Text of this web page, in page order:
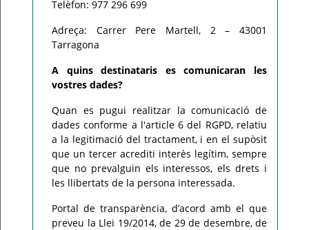
Telèfon: 977 296 699
Adreça: Carrer Pere Martell, 2 – 43001
Tarragona
A quins destinataris es comunicaran les
vostres dades?
Quan es pugui realitzar la comunicació de
dades conforme a l'article 6 del RGPD, relatiu
a la legitimació del tractament, i en el supòsit
que un tercer acrediti interès legítim, sempre
que no prevalguin els interessos, els drets i
les llibertats de la persona interessada.
Portal de transparència, d’acord amb el que
preveu la Llei 19/2014, de 29 de desembre, de